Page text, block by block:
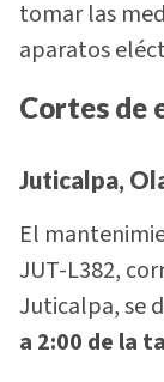
tomar las
aparatos
Cortes de
Juticalpa,
El
JUT-L382,
Juticalpa, se
a 2:00 de la